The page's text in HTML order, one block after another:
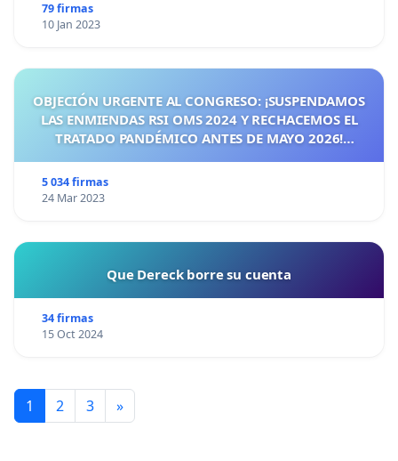
79 firmas
10 Jan 2023
OBJECIÓN URGENTE AL CONGRESO: ¡SUSPENDAMOS
LAS ENMIENDAS RSI OMS 2024 Y RECHACEMOS EL
TRATADO PANDÉMICO ANTES DE MAYO 2026!
5 034 firmas
24 Mar 2023
Que Dereck borre su cuenta
34 firmas
15 Oct 2024
1 2 3 »